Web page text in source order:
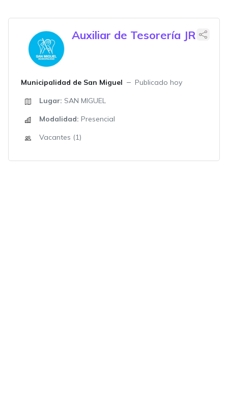
Auxiliar de Tesorería JR
Municipalidad de San Miguel
Publicado hoy
Lugar: SAN MIGUEL
Modalidad: Presencial
Vacantes (1)